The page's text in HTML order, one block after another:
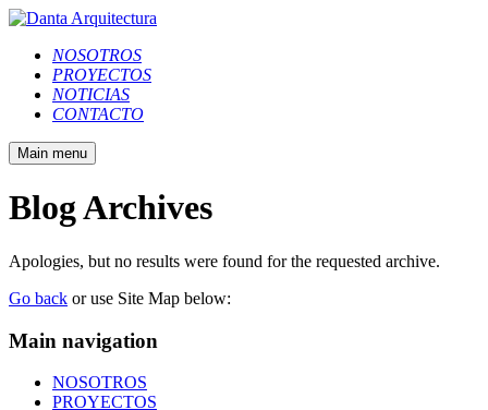
NOSOTROS
PROYECTOS
NOTICIAS
CONTACTO
Main menu
Blog Archives
Apologies, but no results were found for the requested archive.
Go back or use Site Map below:
Main navigation
NOSOTROS
PROYECTOS